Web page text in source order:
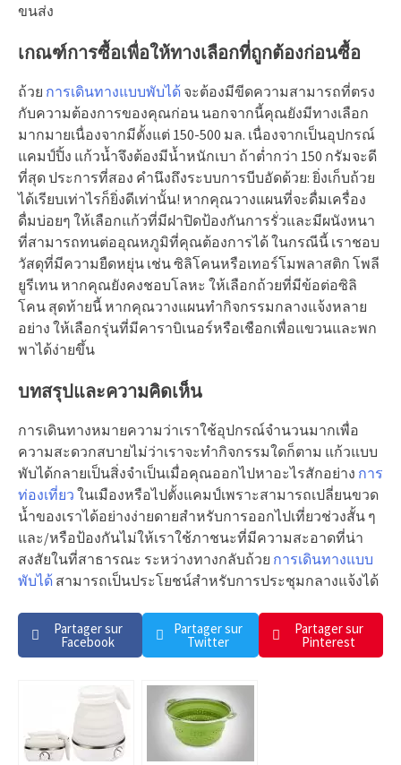
ขนส่ง
เกณฑ์การซื้อเพื่อให้ทางเลือกที่ถูกต้องก่อนซื้อ
ถ้วย การเดินทางแบบพับได้ จะต้องมีขีดความสามารถที่ตรง
กับความต้องการของคุณก่อน นอกจากนี้คุณยังมีทางเลือก
มากมายเนื่องจากมีตั้งแต่ 150-500 มล. เนื่องจากเป็นอุปกรณ์
แคมป์ปิ้ง แก้วน้ำจึงต้องมีน้ำหนักเบา ถ้าต่ำกว่า 150 กรัมจะดี
ที่สุด ประการที่สอง คำนึงถึงระบบการบีบอัดด้วย: ยิ่งเก็บถ้วย
ได้เรียบเท่าไรก็ยิ่งดีเท่านั้น! หากคุณวางแผนที่จะดื่มเครื่อง
ดื่มบ่อยๆ ให้เลือกแก้วที่มีฝาปิดป้องกันการรั่วและมีผนังหนา
ที่สามารถทนต่ออุณหภูมิที่คุณต้องการได้ ในกรณีนี้ เราชอบ
วัสดุที่มีความยืดหยุ่น เช่น ซิลิโคนหรือเทอร์โมพลาสติก โพลี
ยูรีเทน หากคุณยังคงชอบโลหะ ให้เลือกถ้วยที่มีข้อต่อซิลิ
โคน สุดท้ายนี้ หากคุณวางแผนทำกิจกรรมกลางแจ้งหลาย
อย่าง ให้เลือกรุ่นที่มีคาราบิเนอร์หรือเชือกเพื่อแขวนและพก
พาได้ง่ายขึ้น
บทสรุปและความคิดเห็น
การเดินทางหมายความว่าเราใช้อุปกรณ์จำนวนมากเพื่อ
ความสะดวกสบายไม่ว่าเราจะทำกิจกรรมใดก็ตาม แก้วแบบ
พับได้กลายเป็นสิ่งจำเป็นเมื่อคุณออกไปหาอะไรสักอย่าง การ
ท่องเที่ยว ในเมืองหรือไปตั้งแคมป์เพราะสามารถเปลี่ยนขวด
น้ำของเราได้อย่างง่ายดายสำหรับการออกไปเที่ยวช่วงสั้น ๆ
และ/หรือป้องกันไม่ให้เราใช้ภาชนะที่มีความสะอาดที่น่า
สงสัยในที่สาธารณะ ระหว่างทางกลับถ้วย การเดินทางแบบ
พับได้ สามารถเป็นประโยชน์สำหรับการประชุมกลางแจ้งได้
Partager sur
Facebook
Partager sur
Twitter
Partager sur
Pinterest